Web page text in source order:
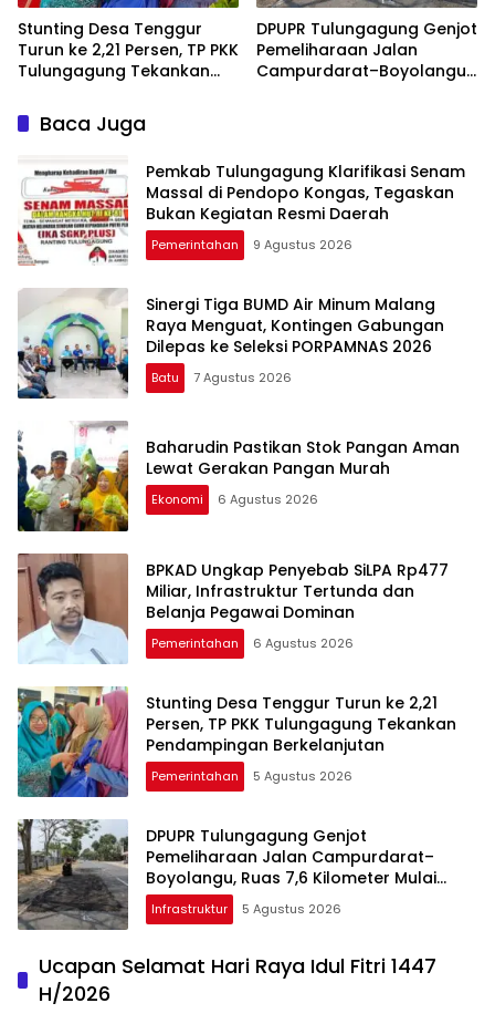
Stunting Desa Tenggur
Turun ke 2,21 Persen, TP PKK
Tulungagung Tekankan
Berkelanjutan
DPUPR Tulungagung Genjot
Pemeliharaan Jalan
Campurdarat–Boyolangu,
Baca Juga
Pemkab Tulungagung Klarifikasi Senam
Massal di Pendopo Kongas, Tegaskan
Bukan Kegiatan Resmi Daerah
Pemerintahan 9 Agustus 2026
Sinergi Tiga BUMD Air Minum Malang
Raya Menguat, Kontingen Gabungan
Dilepas ke Seleksi PORPAMNAS 2026
Batu 7 Agustus 2026
Baharudin Pastikan Stok Pangan Aman
Lewat Gerakan Pangan Murah
Ekonomi 6 Agustus 2026
BPKAD Ungkap Penyebab SiLPA Rp477
Miliar, Infrastruktur Tertunda dan
Belanja Pegawai Dominan
Pemerintahan 6 Agustus 2026
Stunting Desa Tenggur Turun ke 2,21
Persen, TP PKK Tulungagung Tekankan
Pendampingan Berkelanjutan
Pemerintahan 5 Agustus 2026
DPUPR Tulungagung Genjot
Pemeliharaan Jalan Campurdarat–
Boyolangu, Ruas 7,6 Kilometer Mulai
Diperbaiki
Infrastruktur 5 Agustus 2026
Ucapan Selamat Hari Raya Idul Fitri 1447
H/2026